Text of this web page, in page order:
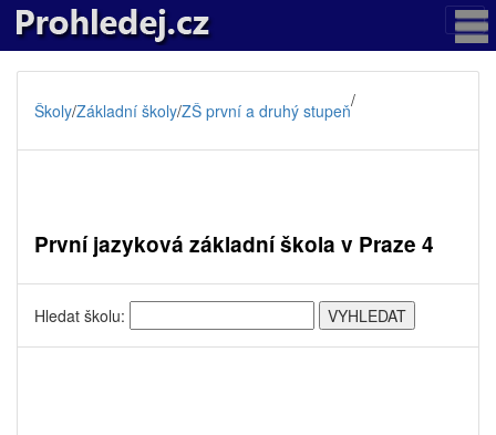
Školy/Základní školy/ZŠ první a druhý stupeň/
První jazyková základní škola v Praze 4
Hledat školu: